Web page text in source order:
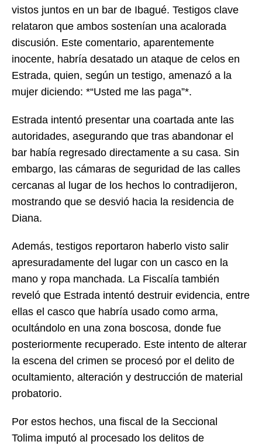
vistos juntos en un bar de Ibagué. Testigos clave
relataron que ambos sostenían una acalorada
discusión. Este comentario, aparentemente
inocente, habría desatado un ataque de celos en
Estrada, quien, según un testigo, amenazó a la
mujer diciendo: *“Usted me las paga”*.
Estrada intentó presentar una coartada ante las
autoridades, asegurando que tras abandonar el
bar había regresado directamente a su casa. Sin
embargo, las cámaras de seguridad de las calles
cercanas al lugar de los hechos lo contradijeron,
mostrando que se desvió hacia la residencia de
Diana.
Además, testigos reportaron haberlo visto salir
apresuradamente del lugar con un casco en la
mano y ropa manchada. La Fiscalía también
reveló que Estrada intentó destruir evidencia, entre
ellas el casco que habría usado como arma,
ocultándolo en una zona boscosa, donde fue
posteriormente recuperado. Este intento de alterar
la escena del crimen se procesó por el delito de
ocultamiento, alteración y destrucción de material
probatorio.
Por estos hechos, una fiscal de la Seccional
Tolima imputó al procesado los delitos de